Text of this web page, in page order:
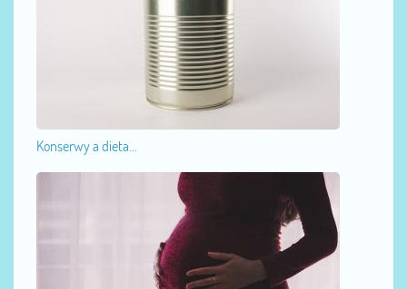
Konserwy a dieta...